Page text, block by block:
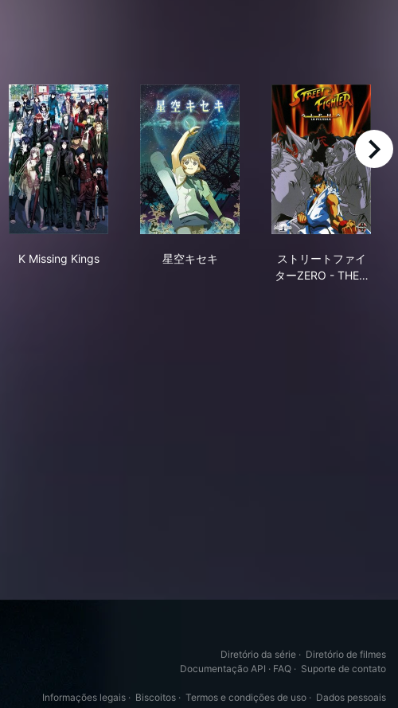
K Missing Kings
星空キセキ
ストリートファイ
ターZERO - THE…
right
Diretório da série · Diretório de filmes
Documentação API · FAQ · Suporte de contato
Informações legais · Biscoitos · Termos e condições de uso · Dados pessoais